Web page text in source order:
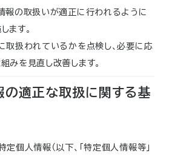
報の取扱いが適正に行われるように
ます。
取扱われているかを点検し、必要に応
みを見直し改善します。
の適正な取扱に関する基
個人情報（以下、「特定個人情報等」